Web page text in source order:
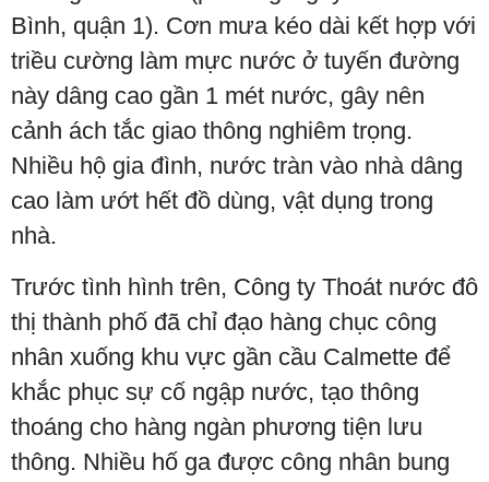
Bình, quận 1). Cơn mưa kéo dài kết hợp với
triều cường làm mực nước ở tuyến đường
này dâng cao gần 1 mét nước, gây nên
cảnh ách tắc giao thông nghiêm trọng.
Nhiều hộ gia đình, nước tràn vào nhà dâng
cao làm ướt hết đồ dùng, vật dụng trong
nhà.
Trước tình hình trên, Công ty Thoát nước đô
thị thành phố đã chỉ đạo hàng chục công
nhân xuống khu vực gần cầu Calmette để
khắc phục sự cố ngập nước, tạo thông
thoáng cho hàng ngàn phương tiện lưu
thông. Nhiều hố ga được công nhân bung